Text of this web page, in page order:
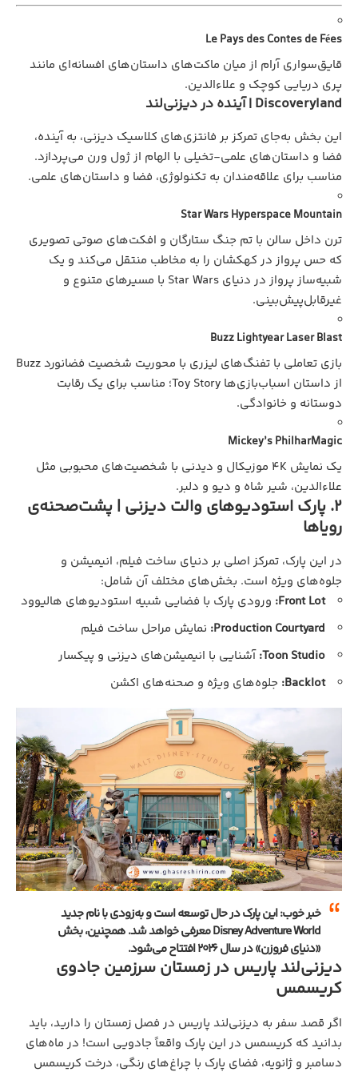
Le Pays des Contes de Fées
قایق‌سواری آرام از میان ماکت‌های داستان‌های افسانه‌ای مانند
پری دریایی کوچک و علاءالدین.
Discoveryland | آینده در دیزنی‌لند
این بخش به‌جای تمرکز بر فانتزی‌های کلاسیک دیزنی، به آینده،
فضا و داستان‌های علمی-تخیلی با الهام از ژول ورن می‌پردازد.
مناسب برای علاقه‌مندان به تکنولوژی، فضا و داستان‌های علمی.
Star Wars Hyperspace Mountain
ترن داخل سالن با تم جنگ ستارگان و افکت‌های صوتی تصویری
که حس پرواز در کهکشان را به مخاطب منتقل می‌کند و یک
شبیه‌ساز پرواز در دنیای Star Wars با مسیرهای متنوع و
غیرقابل‌پیش‌بینی.
Buzz Lightyear Laser Blast
بازی تعاملی با تفنگ‌های لیزری با محوریت شخصیت فضانورد Buzz
از داستان اسباب‌بازی‌ها Toy Story؛ مناسب برای یک رقابت
دوستانه و خانوادگی.
Mickey’s PhilharMagic
یک نمایش ۴K موزیکال و دیدنی با شخصیت‌های محبوبی مثل
علاءالدین، شیر شاه و دیو و دلبر.
۲. پارک استودیوهای والت دیزنی | پشت‌صحنه‌ی
رویاها
در این پارک، تمرکز اصلی بر دنیای ساخت فیلم، انیمیشن و
جلوه‌های ویژه است. بخش‌های مختلف آن شامل:
Front Lot: ورودی پارک با فضایی شبیه استودیوهای هالیوود
Production Courtyard: نمایش مراحل ساخت فیلم
Toon Studio: آشنایی با انیمیشن‌های دیزنی و پیکسار
Backlot: جلوه‌های ویژه و صحنه‌های اکشن
خبر خوب: این پارک در حال توسعه است و به‌زودی با نام جدید
Disney Adventure Worldمعرفی خواهد شد. همچنین، بخش
«دنیای فروزن» در سال ۲۰۲۶ افتتاح می‌شود.
دیزنی‌لند پاریس در زمستان سرزمین جادوی
کریسمس
اگر قصد سفر به دیزنی‌لند پاریس در فصل زمستان را دارید، باید
بدانید که کریسمس در این پارک واقعاً جادویی است! در ماه‌های
دسامبر و ژانویه، فضای پارک با چراغ‌های رنگی، درخت کریسمس